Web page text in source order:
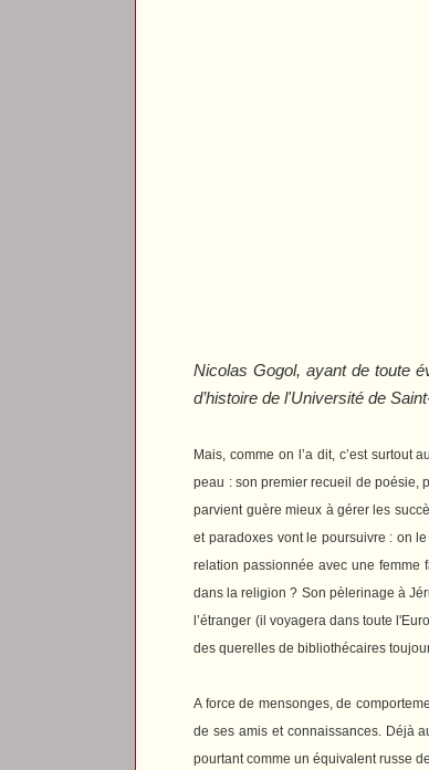
Nicolas Gogol, ayant de toute
d’histoire de l'Université de
Mais, comme on l’a dit, c’est surtout
peau : son premier recueil de poésie,
parvient guère mieux à gérer les
et paradoxes vont le poursuivre : on
relation passionnée avec une femme
dans la religion ? Son pèlerinage à
l’étranger (il voyagera dans toute
des querelles de bibliothécaires
A force de mensonges, de
de ses amis et connaissances. Déjà
pourtant comme un équivalent russe